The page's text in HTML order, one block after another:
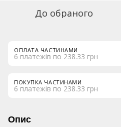
До обраного
ОПЛАТА ЧАСТИНАМИ
6 платежів по 238.33 грн
ПОКУПКА ЧАСТИНАМИ
6 платежів по 238.33 грн
Опис